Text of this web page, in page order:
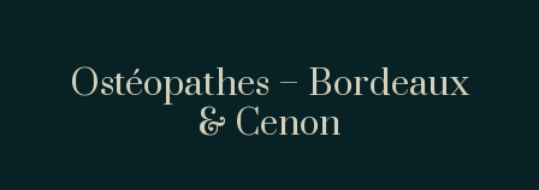
Ostéopathes – Bordeaux
& Cenon